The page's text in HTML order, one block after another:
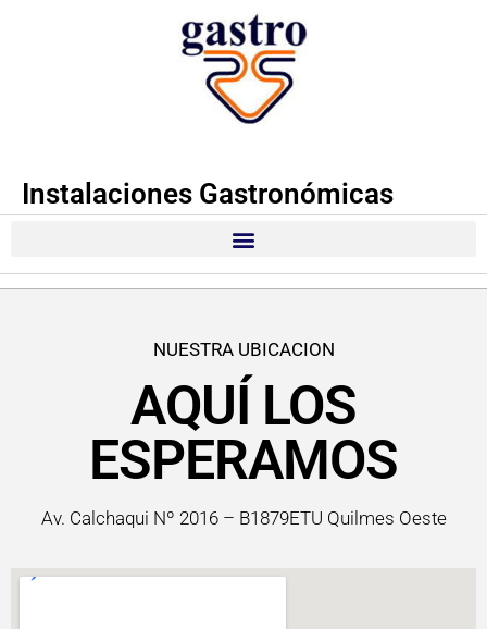
Instalaciones Gastronómicas
NUESTRA UBICACION
AQUÍ LOS
ESPERAMOS
Av. Calchaqui Nº 2016 – B1879ETU Quilmes Oeste